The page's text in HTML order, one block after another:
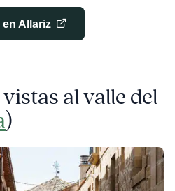
Allariz
al valle del
)